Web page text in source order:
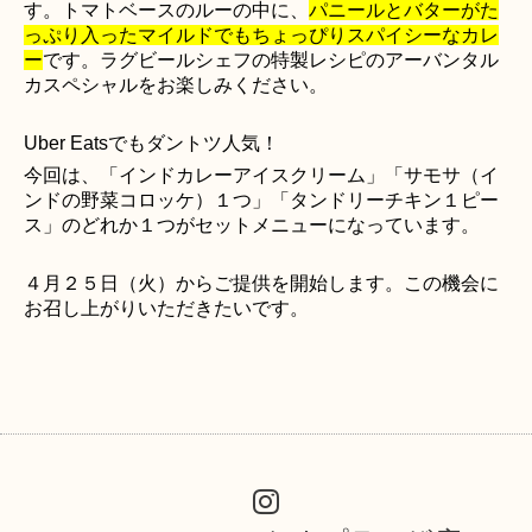
す。 トマトベースのルーの中に パニールとバターがた
っぷり入ったマイルドでもちょっぴりスパイシーなカレ
ーです。 ラグビールシェフの特製レシピのアーバンタル
カスペシャルをお楽しみください。
Uber Eatsでもダントツ人気！
今回は、「インドカレーアイスクリーム」「サモサ（イ
ンドの野菜コロッケ）１つ」「タンドリーチキン１ピー
ス」のどれか１つがセットメニューになっています。
４月２５日（火）からご提供を開始します。この機会に
お召し上がりいただきたいです。